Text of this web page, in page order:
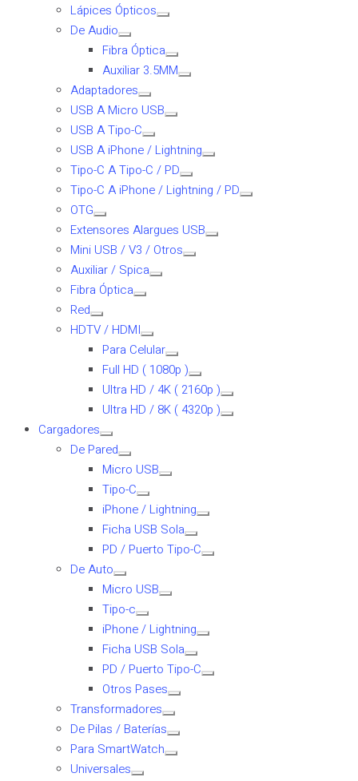
Lápices Ópticos
De Audio
Fibra Óptica
Auxiliar 3.5MM
Adaptadores
USB A Micro USB
USB A Tipo-C
USB A iPhone / Lightning
Tipo-C A Tipo-C / PD
Tipo-C A iPhone / Lightning / PD
OTG
Extensores Alargues USB
Mini USB / V3 / Otros
Auxiliar / Spica
Fibra Óptica
Red
HDTV / HDMI
Para Celular
Full HD ( 1080p )
Ultra HD / 4K ( 2160p )
Ultra HD / 8K ( 4320p )
Cargadores
De Pared
Micro USB
Tipo-C
iPhone / Lightning
Ficha USB Sola
PD / Puerto Tipo-C
De Auto
Micro USB
Tipo-c
iPhone / Lightning
Ficha USB Sola
PD / Puerto Tipo-C
Otros Pases
Transformadores
De Pilas / Baterías
Para SmartWatch
Universales